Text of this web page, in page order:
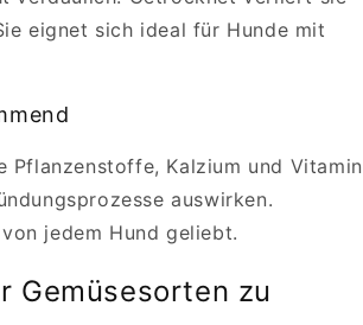
eignet sich ideal für Hunde mit
Pflanzenstoffe, Kalzium und Vitamin
auswirken.
jedem Hund geliebt.
Gemüsesorten zu